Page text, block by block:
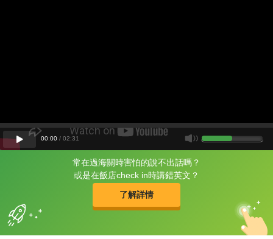
常在過海關時害怕的說不出話嗎？
或是在飯店check in時講錯英文？
了解詳情
片尾有
攻其不背
的品牌故事
00:00 / 02:31